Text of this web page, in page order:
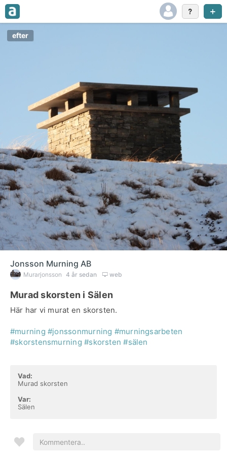
efter
Jonsson Murning AB
Murarjonsson 4 år sedan web
Murad skorsten i Sälen
Här har vi murat en skorsten.
#murning #jonssonmurning #murningsarbeten
#skorstensmurning #skorsten #sälen
Vad:
Murad skorsten
Var:
Sälen